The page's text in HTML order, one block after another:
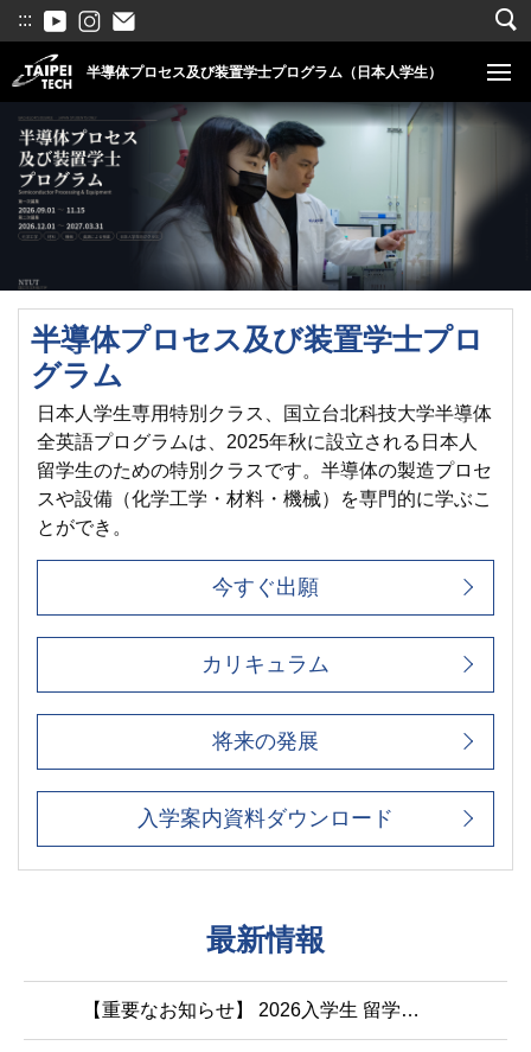
跳
到
主
要
內
容
區
:::
半導体プロセス及び装置学士プログラム（日本人学生）
半導体プロセス及び装置学士プロ
グラム
日本人学生専用特別クラス、国立台北科技大学半導体
全英語プログラムは、2025年秋に設立される日本人
留学生のための特別クラスです。半導体の製造プロセ
スや設備（化学工学・材料・機械）を専門的に学ぶこ
とができ。
今すぐ出願
カリキュラム
将来の発展
入学案内資料ダウンロード
最新情報
【重要なお知らせ】 2026入学生 留学ビザ申請方法のご案内